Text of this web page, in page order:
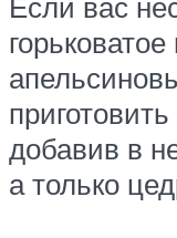
добавив в
а только